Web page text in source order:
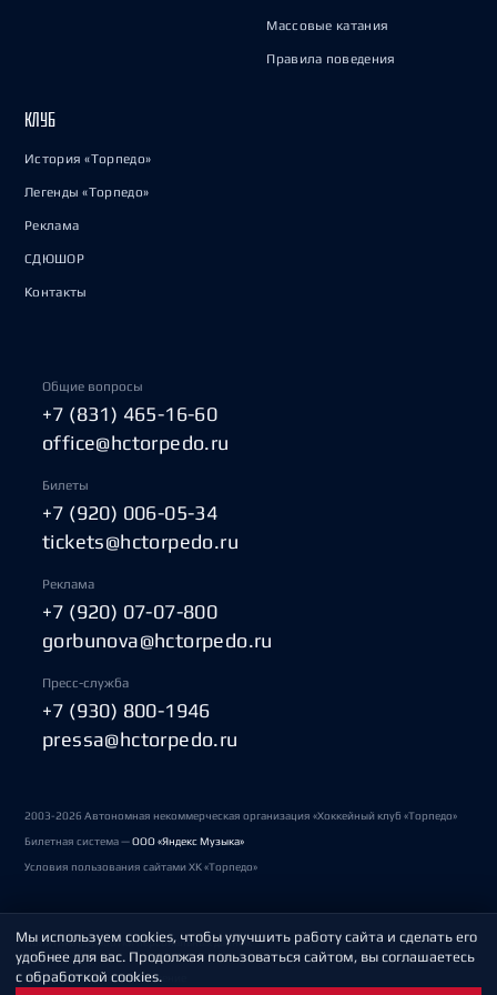
Массовые катания
Правила поведения
КЛУБ
История «Торпедо»
Легенды «Торпедо»
Реклама
СДЮШОР
Контакты
Общие вопросы
+7 (831) 465-16-60
office@hctorpedo.ru
Билеты
+7 (920) 006-05-34
tickets@hctorpedo.ru
Реклама
+7 (920) 07-07-800
gorbunova@hctorpedo.ru
Пресс-служба
+7 (930) 800-1946
pressa@hctorpedo.ru
2003-2026 Автономная некоммерческая организация «Хоккейный клуб «Торпедо»
Билетная система —ООО «Яндекс Музыка»
Условия пользования сайтами ХК «Торпедо»
Политика обработки персональных данных
Пользовательское соглашение
Мы используем cookies, чтобы улучшить работу сайта и сделать его
удобнее для вас. Продолжая пользоваться сайтом, вы соглашаетесь
с обработкой cookies.